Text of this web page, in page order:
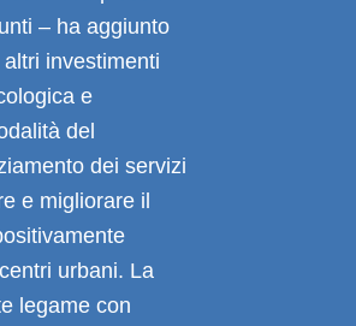
– ha aggiunto
investimenti
e
del
dei servizi
e migliorare il
urbani. La
legame con